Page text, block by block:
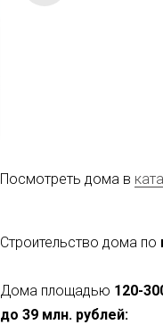
Посмотреть дома в
Строительство дома по
Дома площадью 120-
до 39 млн. рублей: